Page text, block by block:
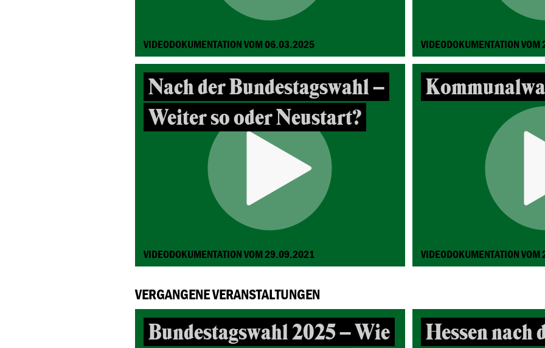
VIDEODOKUMENTATION VOM 06.03.2025 VIDEODOKUMENTATION
Nach der Bundestagswahl –
Weiter so oder Neustart?
VIDEODOKUMENTATION VOM 29.09.2021 VIDEODOKUMENTATION
VERGANGENE VERANSTALTUNGEN
Bundestagswahl 2025 – Wie
Hessen nach